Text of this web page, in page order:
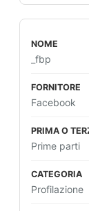
_fbp
Facebook
Prime parti
Profilazione